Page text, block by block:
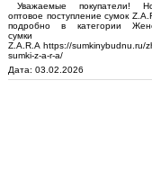
Уважаемые покупатели!
оптовое поступление сумок
подробно в категории
сумки
Z.A.R.A https://sumkinybudnu.ru/
sumki-z-a-r-a/
Дата: 03.02.2026